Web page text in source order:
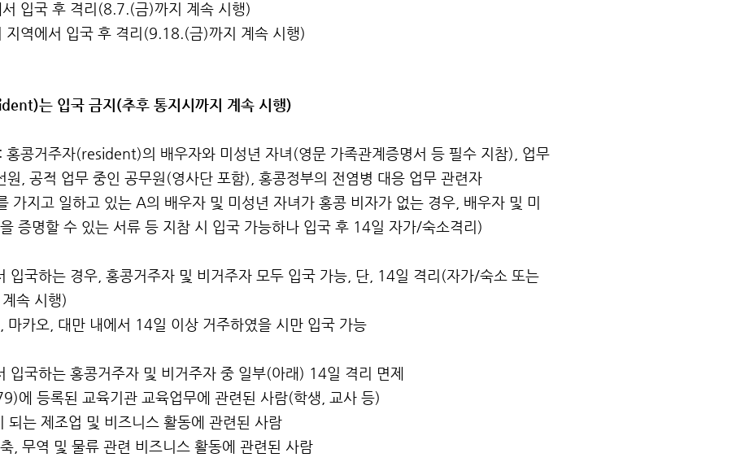
입국 후 격리(8.7.(금)까지 계속 시행)
역에서 입국 후 격리(9.18.(금)까지 계속 시행)
는 입국 금지(추후 통지시까지 계속 시행)
콩거주자(resident)의 배우자와 미성년 자녀(영문 가족관계증명서 등 필수 지참), 업무
원, 공적 업무 중인 공무원(영사단 포함), 홍콩정부의 전염병 대응 업무 관련자
가지고 일하고 있는 A의 배우자 및 미성년 자녀가 홍콩 비자가 없는 경우, 배우자 및 미
증명할 수 있는 서류 등 지참 시 입국 가능하나 입국 후 14일 자가/숙소격리)
입국하는 경우, 홍콩거주자 및 비거주자 모두 입국 가능, 단, 14일 격리(자가/숙소 또는
속 시행)
카오, 대만 내에서 14일 이상 거주하였을 시만 입국 가능
입국하는 홍콩거주자 및 비거주자 중 일부(아래) 14일 격리 면제
에 등록된 교육기관 교육업무에 관련된 사람(학생, 교사 등)
되는 제조업 및 비즈니스 활동에 관련된 사람
, 무역 및 물류 관련 비즈니스 활동에 관련된 사람